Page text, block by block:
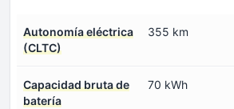
Autonomía eléctrica
(CLTC)
355 km
Capacidad bruta de
batería
70 kWh